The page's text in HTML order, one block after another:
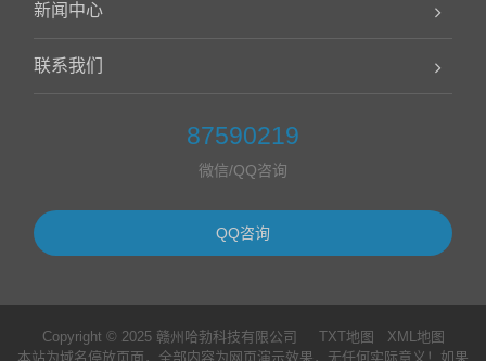
新闻中心
联系我们
87590219
微信/QQ咨询
QQ咨询
Copyright © 2025 赣州哈勃科技有限公司 TXT地图
XML地图
本站为域名停放页面，全部内容为网页演示效果，无任何实际意义！如果